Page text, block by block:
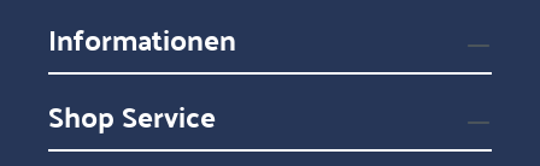
Informationen
Shop Service